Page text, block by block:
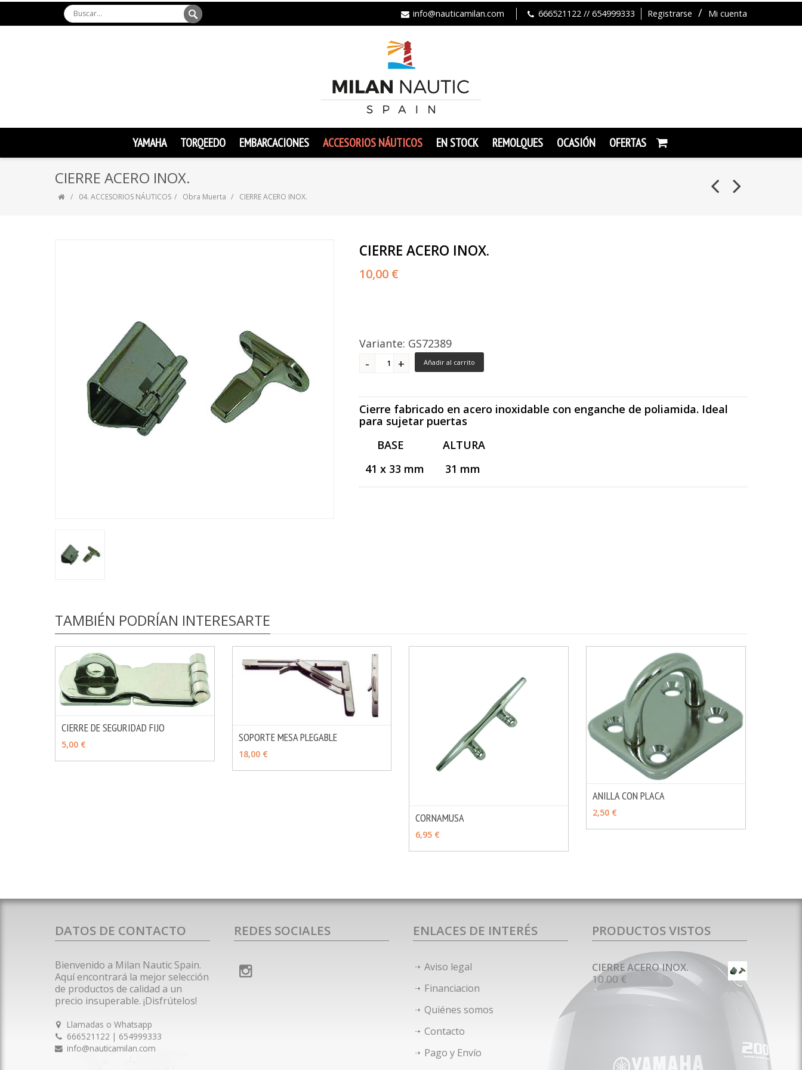
Registrarse Mi cuenta
info@nauticamilan.com 666521122 // 654999333
YAMAHA TORQEEDO EMBARCACIONES ACCESORIOS NÁUTICOS EN STOCK REMOLQUES OCASIÓN OFERTAS
CIERRE ACERO INOX.
04. ACCESORIOS NÁUTICOS Obra Muerta CIERRE ACERO INOX.
CIERRE ACERO INOX.
10,00 €
Variante: GS72389
Añadir al carrito
Cierre fabricado en acero inoxidable con enganche de poliamida. Ideal
para sujetar puertas
BASE ALTURA
41 x 33 mm 31 mm
TAMBIÉN PODRÍAN INTERESARTE
CIERRE DE SEGURIDAD FIJO
5,00 €
SOPORTE MESA PLEGABLE
18,00 €
CORNAMUSA
6,95 €
ANILLA CON PLACA
2,50 €
DATOS DE CONTACTO
Bienvenido a Milan Nautic Spain.
Aquí encontrará la mejor selección
de productos de calidad a un
precio insuperable. ¡Disfrútelos!
Llamadas o Whatsapp
666521122 | 654999333
info@nauticamilan.com
REDES SOCIALES ENLACES DE INTERÉS
Aviso legal
Financiacion
Quiénes somos
Contacto
Pago y Envío
PRODUCTOS VISTOS
CIERRE ACERO INOX.
10.00 €